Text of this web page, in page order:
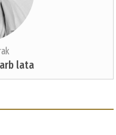
lata